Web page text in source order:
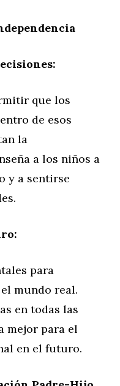
que los
de esos
la
a los niños a
y a sentirse
para
mundo real.
en todas las
mejor para el
en el futuro.